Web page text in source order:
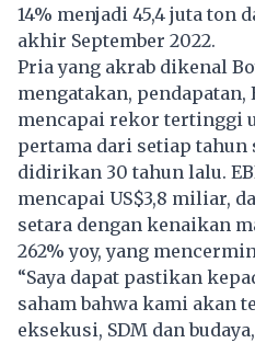
14% menjadi 45,4 juta ton
akhir September 2022.
Pria yang akrab dikenal
mengatakan, pendapatan,
mencapai rekor tertinggi
pertama dari setiap tahun
didirikan 30 tahun lalu.
mencapai US$3,8 miliar,
setara dengan kenaikan
262% yoy, yang
“Saya dapat pastikan
saham bahwa kami akan
eksekusi, SDM dan